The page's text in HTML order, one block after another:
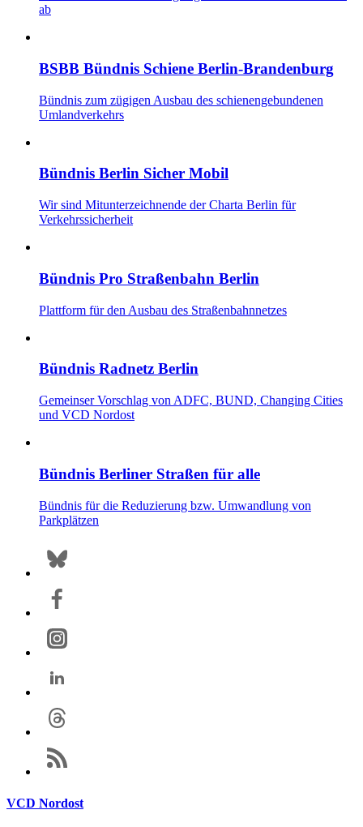
ab
BSBB Bündnis Schiene Berlin-Brandenburg
Bündnis zum zügigen Ausbau des schienengebundenen
Umlandverkehrs
Bündnis Berlin Sicher Mobil
Wir sind Mitunterzeichnende der Charta Berlin für
Verkehrssicherheit
Bündnis Pro Straßenbahn Berlin
Plattform für den Ausbau des Straßenbahnnetzes
Bündnis Radnetz Berlin
Gemeinser Vorschlag von ADFC, BUND, Changing Cities
und VCD Nordost
Bündnis Berliner Straßen für alle
Bündnis für die Reduzierung bzw. Umwandlung von
Parkplätzen
VCD Nordost